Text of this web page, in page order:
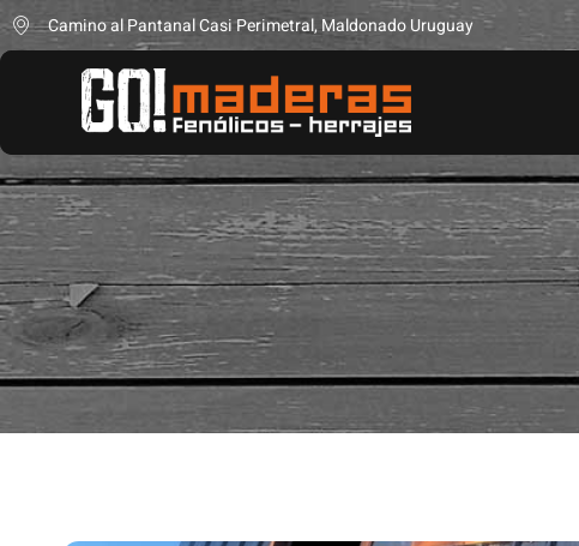
Camino al Pantanal Casi Perimetral, Maldonado Uruguay